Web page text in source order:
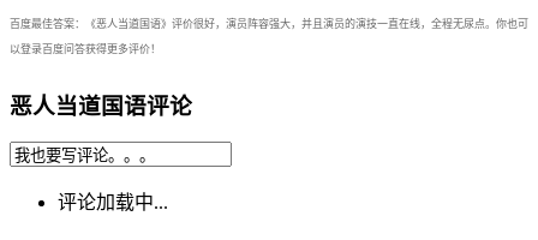
百度最佳答案：《恶人当道国语》评价很好，演员阵容强大，并且演员的演技一直在线，全程无尿点。你也可
以登录百度问答获得更多评价！
恶人当道国语评论
评论加载中...